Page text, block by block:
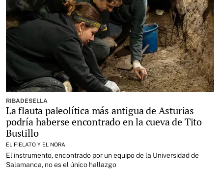
RIBADESELLA
La flauta paleolítica más antigua de Asturias
podría haberse encontrado en la cueva de Tito
Bustillo
EL FIELATO Y EL NORA
El instrumento, encontrado por un equipo de la Universidad de
Salamanca, no es el único hallazgo